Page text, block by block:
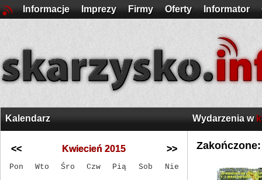
Informacje Imprezy Firmy Oferty Informator
Kalendarz
<< Kwiecień 2015 >>
Pon Wto Śro Czw Pią Sob Nie
Wydarzenia w
Zakończone: